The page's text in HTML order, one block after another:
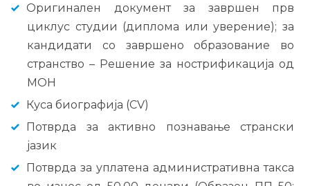
Оригинален документ за завршен прв
циклус студии (диплома или уверение); за
кандидати со завршено образование во
странство – Решение за нострификација од
МОН
Куса биографија (CV)
Потврда за активно познавање странски
јазик
Потврда за уплатена административна такса